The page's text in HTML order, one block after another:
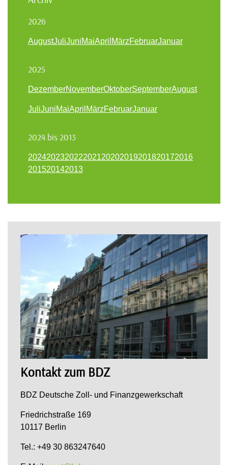
2026
AugustJuliJuniMaiApril MärzFebruarJanuar
2025
DezemberNovemberOktoberSeptemberAugust
JuliJuniMaiApril MärzFebruarJanuar
2024 bis 2013
202420232022202120202019201820172016
201520142013
Kontakt zum BDZ
BDZ Deutsche Zoll- und Finanzgewerkschaft
Friedrichstraße 169
10117 Berlin
Tel.: +49 30 863247640